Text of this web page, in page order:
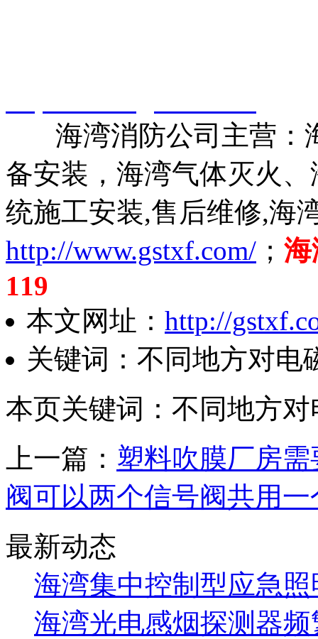
海湾消防公司主营：
备安装，海湾气体灭火
统施工安装,售后维修,海
http://www.gstxf.com/ ； 海
119
本文网址： http://
关键词：不同地方对电
本页关键词：不同地方
上一篇： 塑料吹膜厂房
阀可以两个信号阀共用
最新动态
海湾集中控制型应急照
海湾光电感烟探测器